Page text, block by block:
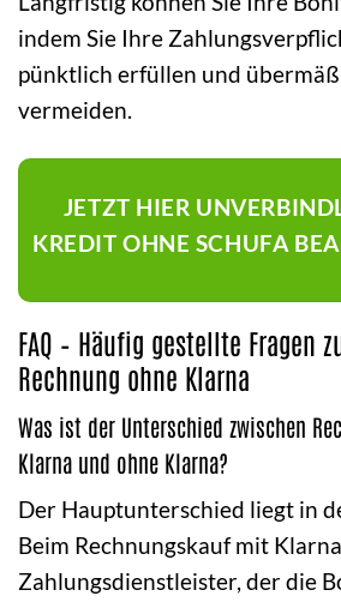
indem Sie Ihre
pünktlich erfüllen und
vermeiden.
JETZT HIER
KREDIT OHNE SCHUFA
FAQ – Häufig gestellte Fragen
Rechnung ohne Klarna
Was ist der Unterschied zwischen
Klarna und ohne Klarna?
Der Hauptunterschied liegt in
Beim Rechnungskauf mit
Zahlungsdienstleister, der die